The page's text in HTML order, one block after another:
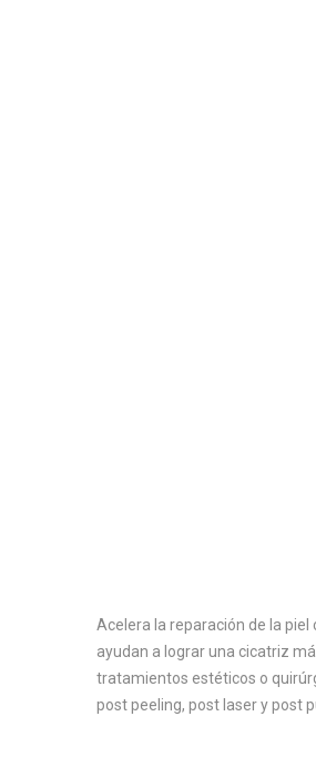
Acelera la reparación de la
ayudan a lograr una cicatriz
tratamientos estéticos o
post peeling, post laser y post